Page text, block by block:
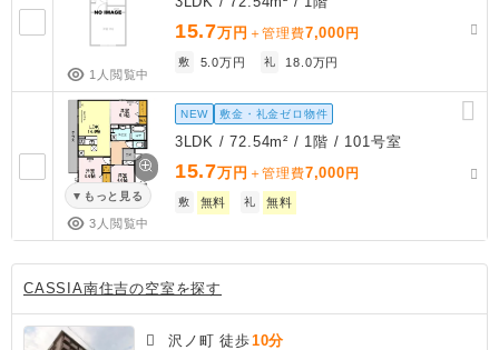
1人閲覧中
15.7万円 ＋管理費7,000 円
敷 5.0万円 礼 18.0万円
もっと見る
3人閲覧中
NEW 敷金・礼金ゼロ物件
3LDK / 72.54m² / 1階 / 101号室
15.7万円 ＋管理費7,000 円
敷 無料 礼 無料
CASSIA南住吉の空室を探す
沢ノ町 徒歩10分